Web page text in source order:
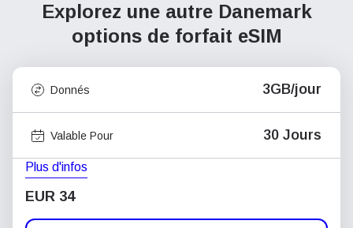
Explorez une autre Danemark
options de forfait eSIM
Donnés 3GB/jour
Valable Pour 30 Jours
Plus d'infos
EUR 34